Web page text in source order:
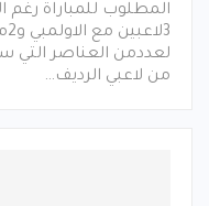
المطلوب للمباراة رغم
لعددمن العناصر التي
من لاعبي الرديف…